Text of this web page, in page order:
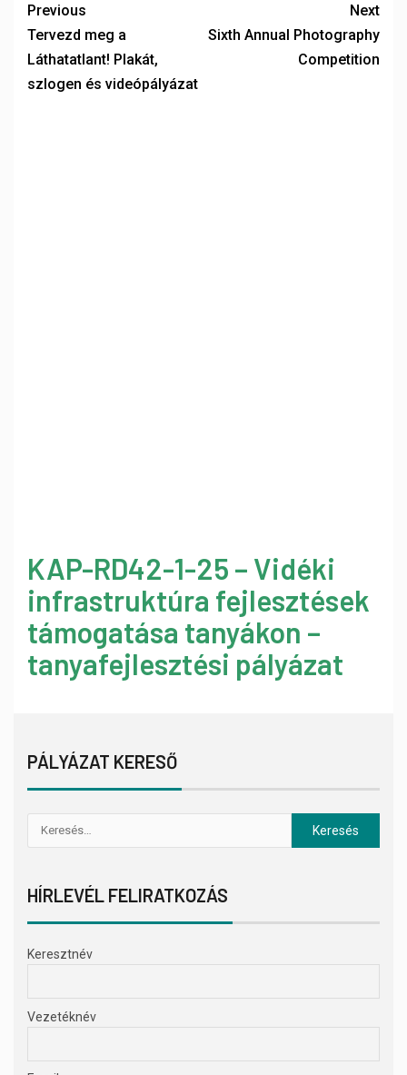
Previous
Tervezd meg a
Láthatatlant! Plakát,
szlogen és videópályázat
Next
Sixth Annual Photography
Competition
KAP-RD42-1-25 – Vidéki
infrastruktúra fejlesztések
támogatása tanyákon –
tanyafejlesztési pályázat
PÁLYÁZAT KERESŐ
HÍRLEVÉL FELIRATKOZÁS
Keresztnév
Vezetéknév